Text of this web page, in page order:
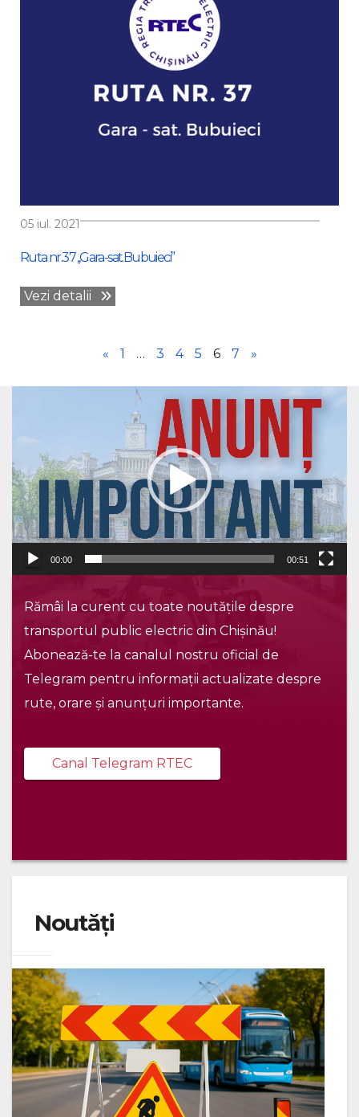
05 iul. 2021
Ruta nr.37 ,,Gara-sat.Bubuieci”
Vezi detalii
« 1 … 3 4 5 6 7 »
00:00 00:51
Rămâi la curent cu toate noutățile despre
transportul public electric din Chișinău!
Abonează-te la canalul nostru oficial de
Telegram pentru informații actualizate despre
rute, orare și anunțuri importante.
Canal Telegram RTEC
Noutăți